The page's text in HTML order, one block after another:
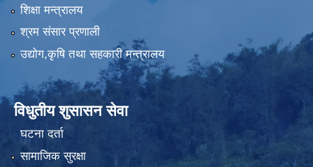
शिक्षा मन्त्रालय
श्रम संसार प्रणाली
उद्योग,कृषि तथा सहकारी मन्त्रालय
विधुतीय शुसासन सेवा
घटना दर्ता
सामाजिक सुरक्षा